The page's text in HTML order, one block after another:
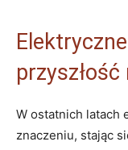
W ostatnich latach
znaczeniu, stając